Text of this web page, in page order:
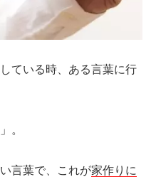
ている時、ある言葉に行
」。
言葉で、これが家作りに